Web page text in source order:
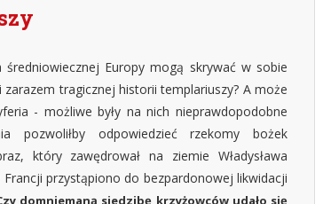
Europy mogą skrywać w sobie
tragicznej historii templariuszy? A może
- możliwe były na nich nieprawdopodobne
pozwoliłby odpowiedzieć rzekomy bożek
który zawędrował na ziemie Władysława
przystąpiono do bezpardonowej likwidacji
domniemaną siedzibę krzyżowców udało się